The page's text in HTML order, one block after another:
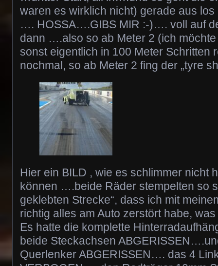
waren es wirklich nicht) gerade aus
…. HOSSA….GIBS MIR :-)…. voll auf
dann ….also so ab Meter 2 (ich
sonst eigentlich in 100 Meter
nochmal, so ab Meter 2 fing der „tyre
Hier ein BILD , wie es schlimmer nicht
können ….beide Räder stempelten so
geklebten Strecke“, dass ich mit
richtig alles am Auto zerstört habe,
Es hatte die komplette
beide Steckachsen
Querlenker ABGERISSEN…. das 4